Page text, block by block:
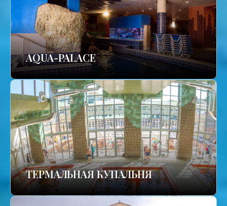
AQUA-PALACE
TЕРМАЛЬНАЯ КУПАЛЬНЯ